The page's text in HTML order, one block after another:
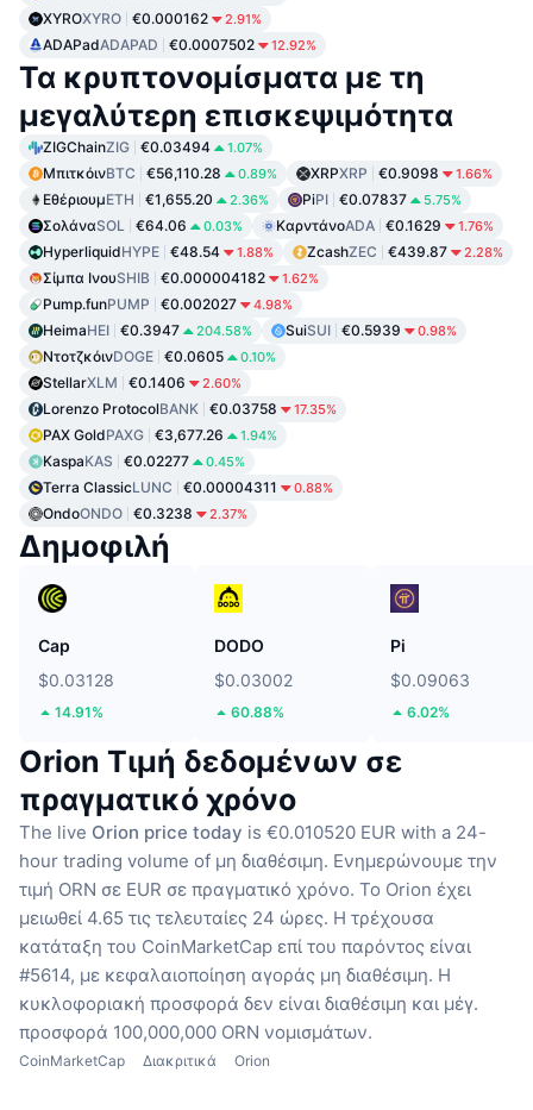
XYROXYRO €0.000162 2.91%
ADAPadADAPAD €0.0007502 12.92%
Τα κρυπτονομίσματα με τη
μεγαλύτερη επισκεψιμότητα
ZIGChainZIG €0.03494 1.07%
ΜπιτκόινBTC €56,110.28 0.89% XRPXRP €0.9098 1.66%
ΕθέριουμETH €1,655.20 2.36% PiPI €0.07837 5.75%
ΣολάναSOL €64.06 0.03% ΚαρντάνοADA €0.1629 1.76%
HyperliquidHYPE €48.54 1.88% ZcashZEC €439.87 2.28%
Σίμπα ΙνουSHIB €0.000004182 1.62%
Pump.funPUMP €0.002027 4.98%
HeimaHEI €0.3947 204.58% SuiSUI €0.5939 0.98%
ΝτοτζκόινDOGE €0.0605 0.10%
StellarXLM €0.1406 2.60%
Lorenzo ProtocolBANK €0.03758 17.35%
PAX GoldPAXG €3,677.26 1.94%
KaspaKAS €0.02277 0.45%
Terra ClassicLUNC €0.00004311 0.88%
OndoONDO €0.3238 2.37%
Δημοφιλή
Cap
$0.03128
14.91%
DODO
$0.03002
60.88%
Pi
$0.09063
6.02%
Orion Τιμή δεδομένων σε
πραγματικό χρόνο
The live Orion price today is €0.010520 EUR with a 24-
hour trading volume of μη διαθέσιμη. Ενημερώνουμε την
τιμή ORN σε EUR σε πραγματικό χρόνο. Το Orion έχει
μειωθεί 4.65 τις τελευταίες 24 ώρες. Η τρέχουσα
κατάταξη του CoinMarketCap επί του παρόντος είναι
#5614, με κεφαλαιοποίηση αγοράς μη διαθέσιμη. Η
κυκλοφοριακή προσφορά δεν είναι διαθέσιμη και μέγ.
προσφορά 100,000,000 ORN νομισμάτων.
CoinMarketCap Διακριτικά Orion